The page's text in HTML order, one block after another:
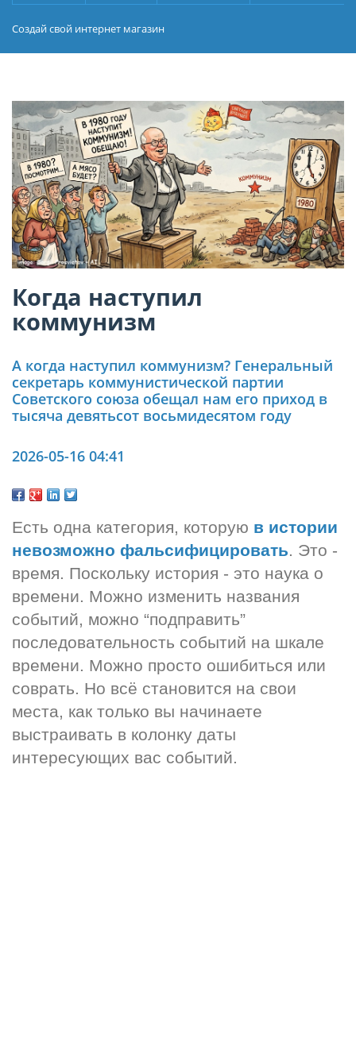
Создай свой интернет магазин
Когда наступил
коммунизм
А когда наступил коммунизм? Генеральный
секретарь коммунистической партии
Советского союза обещал нам его приход в
тысяча девятьсот восьмидесятом году
2026-05-16 04:41
Есть одна категория, которую в истории
невозможно фальсифицировать. Это -
время. Поскольку история - это наука о
времени. Можно изменить названия
событий, можно “подправить”
последовательность событий на шкале
времени. Можно просто ошибиться или
соврать. Но всё становится на свои
места, как только вы начинаете
выстраивать в колонку даты
интересующих вас событий.